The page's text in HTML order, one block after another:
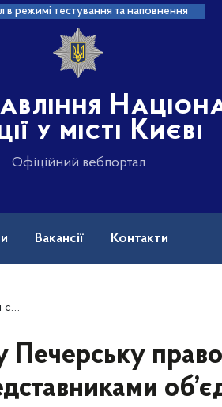
в режимі тестування та наповнення
у місті Києві
Офіційний вебпортал
Вакансії Контакти
Печерську